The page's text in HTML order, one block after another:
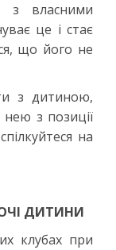
з власними
це і стає
що його не
з дитиною,
з позиції
на
ДИТИНИ
клубах при